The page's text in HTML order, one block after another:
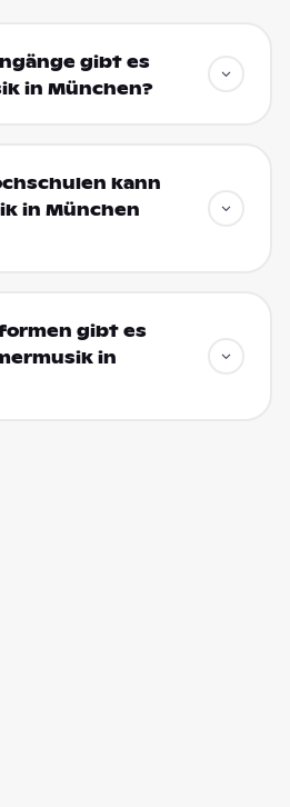
gibt es
in München?
kann
in München
gibt es
in